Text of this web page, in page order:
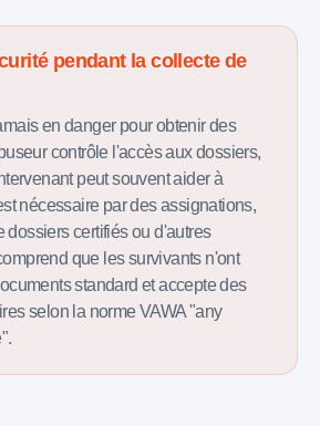
pendant la collecte de
en danger pour obtenir des
contrôle l'accès aux dossiers,
peut souvent aider à
nécessaire par des assignations,
dossiers certifiés ou d'autres
que les survivants n'ont
standard et accepte des
selon la norme VAWA "any